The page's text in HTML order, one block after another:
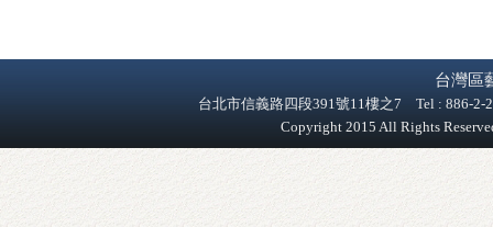
台灣區
台北市信義路四段391號11樓之7 Tel : 886-
Copyright 2015 All Rights